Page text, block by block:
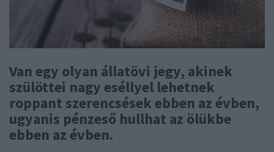
Van egy olyan állatövi jegy, akinek
szülöttei nagy eséllyel lehetnek
roppant szerencsések ebben az évben,
ugyanis pénzeső hullhat az ölükbe
ebben az évben.